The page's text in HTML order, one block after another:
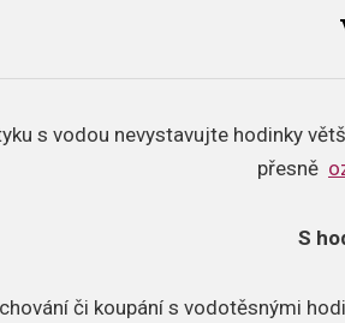
s vodou nevystavujte hodinky
přesně
S
či koupání s vodotěsnými